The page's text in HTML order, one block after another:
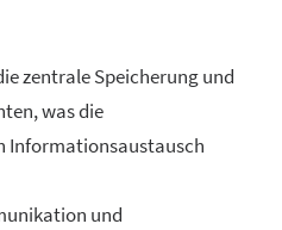
zentrale Speicherung und
was die
Informationsaustausch
und